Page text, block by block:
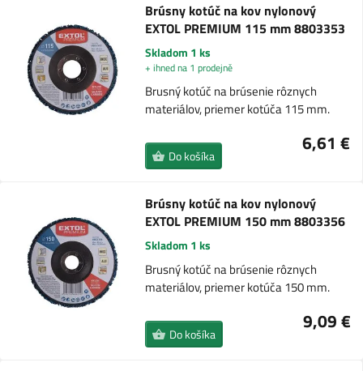
Brúsny kotúč na kov nylonový
EXTOL PREMIUM 115 mm 8803353
Skladom 1 ks
+ ihned na 1 prodejně
Brusný kotúč na brúsenie rôznych
materiálov, priemer kotúča 115 mm.
6,61 €
Do košíka
Brúsny kotúč na kov nylonový
EXTOL PREMIUM 150 mm 8803356
Skladom 1 ks
Brusný kotúč na brúsenie rôznych
materiálov, priemer kotúča 150 mm.
9,09 €
Do košíka